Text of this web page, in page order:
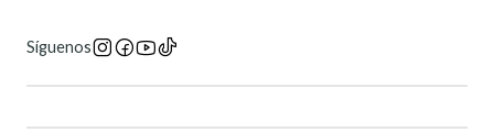
Síguenos